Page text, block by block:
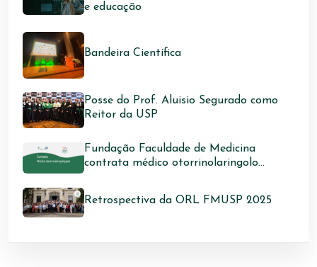
e educação
Bandeira Científica
Posse do Prof. Aluisio Segurado como
Reitor da USP
Fundação Faculdade de Medicina
contrata médico otorrinolaringolo...
Retrospectiva da ORL FMUSP 2025